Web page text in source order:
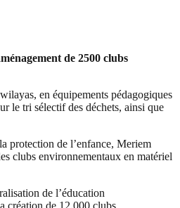
de 2500 clubs
en équipements pédagogiques
le tri sélectif des déchets, ainsi que
protection de l’enfance, Meriem
clubs environnementaux en matériel
de l’éducation